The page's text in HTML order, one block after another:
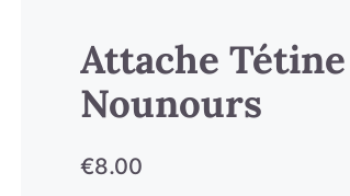
Attache
Nounours
€8.00